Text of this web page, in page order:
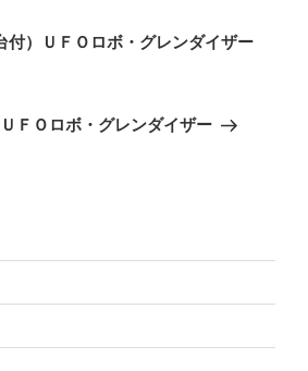
付）ＵＦＯロボ・グレンダイザー
ＦＯロボ・グレンダイザー